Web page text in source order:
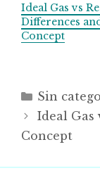
Ideal Gas vs
Differences
Concept
Sin
Ideal Gas
Concept